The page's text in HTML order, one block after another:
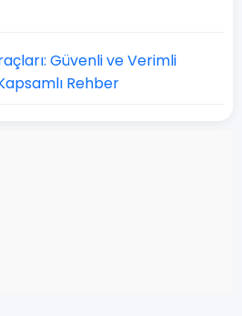
Güvenli ve Verimli
Rehber